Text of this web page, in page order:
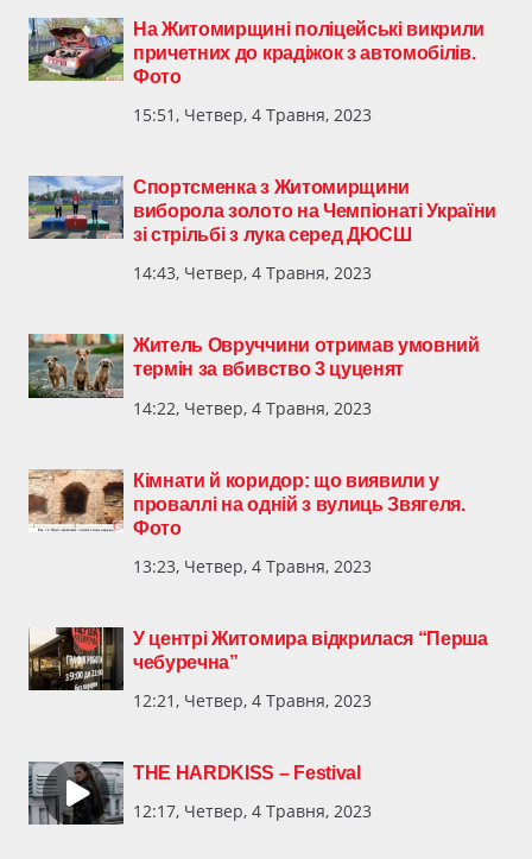
На Житомирщині поліцейські викрили
причетних до крадіжок з автомобілів.
Фото
15:51, Четвер, 4 Травня, 2023
Спортсменка з Житомирщини
виборола золото на Чемпіонаті України
зі стрільбі з лука серед ДЮСШ
14:43, Четвер, 4 Травня, 2023
Житель Овруччини отримав умовний
термін за вбивство 3 цуценят
14:22, Четвер, 4 Травня, 2023
Кімнати й коридор: що виявили у
проваллі на одній з вулиць Звягеля.
Фото
13:23, Четвер, 4 Травня, 2023
У центрі Житомира відкрилася “Перша
чебуречна”
12:21, Четвер, 4 Травня, 2023
THE HARDKISS – Festival
12:17, Четвер, 4 Травня, 2023